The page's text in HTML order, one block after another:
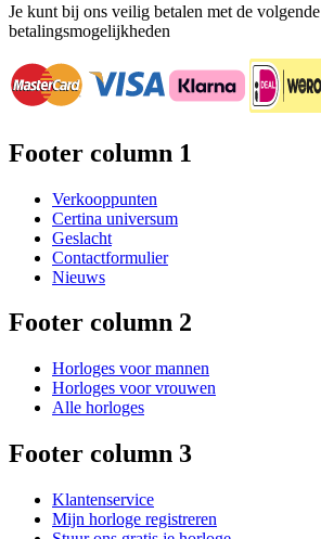
Je kunt bij ons veilig betalen met de volgende
betalingsmogelijkheden
Footer column 1
Verkooppunten
Certina universum
Geslacht
Contactformulier
Nieuws
Footer column 2
Horloges voor mannen
Horloges voor vrouwen
Alle horloges
Footer column 3
Klantenservice
Mijn horloge registreren